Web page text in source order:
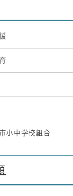
小中学校組合